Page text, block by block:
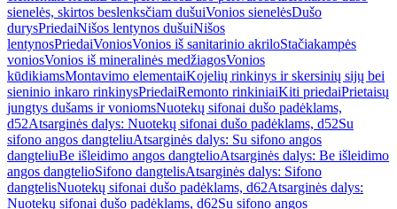
sienelės, skirtos beslenksčiam dušuiVonios sienelėsDušo
durysPriedaiNišos lentynos dušuiNišos
lentynosPriedaiVoniosVonios iš sanitarinio akriloStačiakampės
voniosVonios iš mineralinės medžiagosVonios
kūdikiamsMontavimo elementaiKojelių rinkinys ir skersinių sijų bei
sieninio inkaro rinkinysPriedaiRemonto rinkiniaiKiti priedaiPrietaisų
jungtys dušams ir voniomsNuotekų sifonai dušo padėklams,
d52Atsarginės dalys: Nuotekų sifonai dušo padėklams, d52Su
sifono angos dangteliuAtsarginės dalys: Su sifono angos
dangteliuBe išleidimo angos dangtelioAtsarginės dalys: Be išleidimo
angos dangtelioSifono dangtelisAtsarginės dalys: Sifono
dangtelisNuotekų sifonai dušo padėklams, d62Atsarginės dalys:
Nuotekų sifonai dušo padėklams, d62Su sifono angos